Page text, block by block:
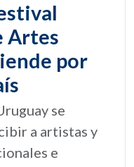
Artes
por
se
a artistas y
e